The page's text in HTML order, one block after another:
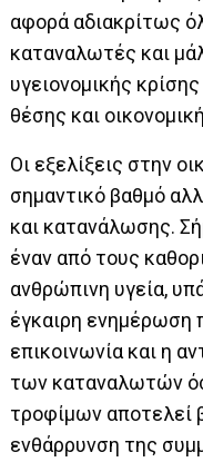
αφορά αδιακρίτως
καταναλωτές και
υγειονομικής
θέσης και
Οι εξελίξεις στην
σημαντικό βαθμό
και κατανάλωσης.
έναν από τους
ανθρώπινη υγεία,
έγκαιρη ενημέρωση
επικοινωνία και η
των καταναλωτών
τροφίμων αποτελεί
ενθάρρυνση της